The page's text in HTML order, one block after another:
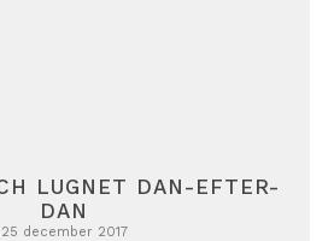
LUGNET DAN-EFTER-
DAN
25 december 2017